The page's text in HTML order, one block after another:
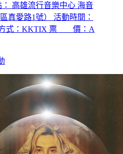
高雄流行音樂中心 海音
真愛路1號） 活動時間：
方式：KKTIX 票 價：A